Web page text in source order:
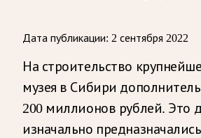
Дата публикации: 2 сентября 2022
На строительство
музея в Сибири
200 миллионов рублей. Это
изначально